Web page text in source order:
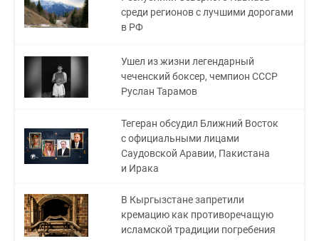
среди регионов с лучшими дорогами
в РФ
Ушел из жизни легендарный
чеченский боксер, чемпион СССР
Руслан Тарамов
Тегеран обсудил Ближний Восток
с официальными лицами
Саудовской Аравии, Пакистана
и Ирака
В Кыргызстане запретили
кремацию как противоречащую
исламской традиции погребения